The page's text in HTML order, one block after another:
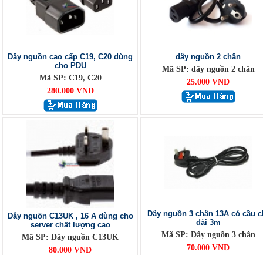
Dây nguồn cao cấp C19, C20 dùng
cho PDU
Mã SP: C19, C20
280.000 VND
dây nguồn 2 chân
Mã SP: dây nguồn 2 chân
25.000 VND
Dây nguồn C13UK , 16 A dùng cho
server chất lượng cao
Mã SP: Dây nguồn C13UK
80.000 VND
Dây nguồn 3 chân 13A có cầu
dài 3m
Mã SP: Dây nguồn 3 chân
70.000 VND